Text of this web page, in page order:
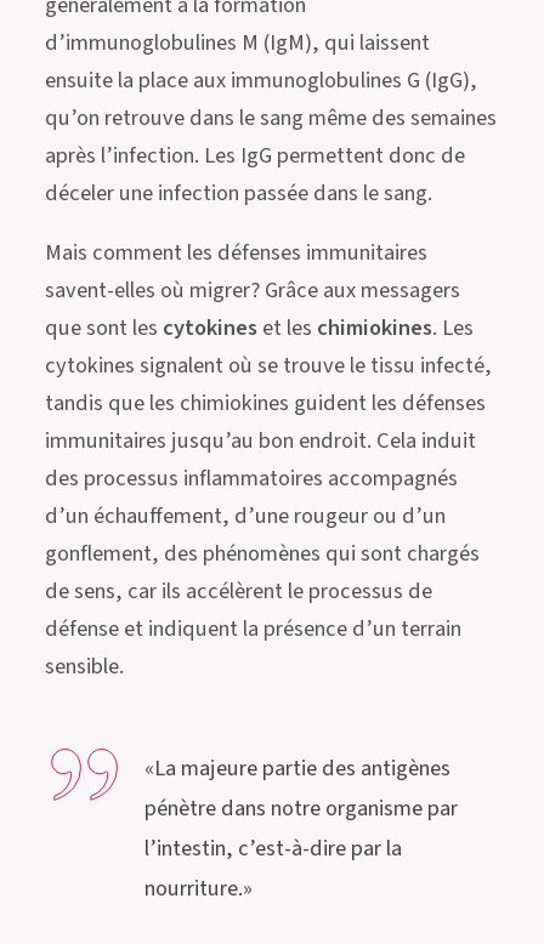
d’immunoglobulines M (IgM), qui laissent
ensuite la place aux immunoglobulines G (IgG),
qu’on retrouve dans le sang même des semaines
après l’infection. Les IgG permettent donc de
déceler une infection passée dans le sang.
Mais comment les défenses immunitaires
savent-elles où migrer? Grâce aux messagers
que sont les cytokines et les chimiokines. Les
cytokines signalent où se trouve le tissu infecté,
tandis que les chimiokines guident les défenses
immunitaires jusqu’au bon endroit. Cela induit
des processus inflammatoires accompagnés
d’un échauffement, d’une rougeur ou d’un
gonflement, des phénomènes qui sont chargés
de sens, car ils accélèrent le processus de
défense et indiquent la présence d’un terrain
sensible.
«La majeure partie des antigènes
pénètre dans notre organisme par
l’intestin, c’est-à-dire par la
nourriture.»